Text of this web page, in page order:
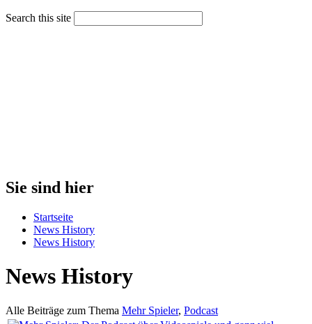
Search this site
Sie sind hier
Startseite
News History
News History
News History
Alle Beiträge zum Thema Mehr Spieler, Podcast